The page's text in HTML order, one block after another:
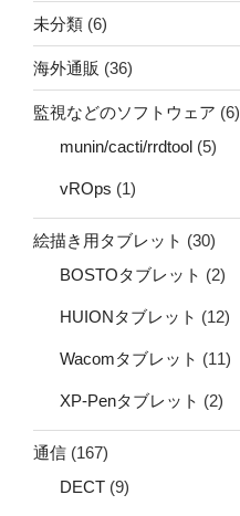
未分類 (6)
海外通販 (36)
監視などのソフトウェア (6)
munin/cacti/rrdtool (5)
vROps (1)
絵描き用タブレット (30)
BOSTOタブレット (2)
HUIONタブレット (12)
Wacomタブレット (11)
XP-Penタブレット (2)
通信 (167)
DECT (9)